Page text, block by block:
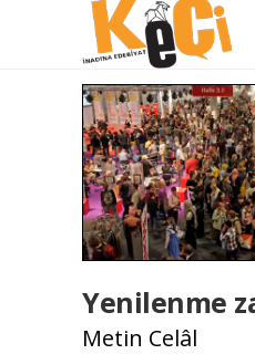
Yenilenme
Metin Celâl